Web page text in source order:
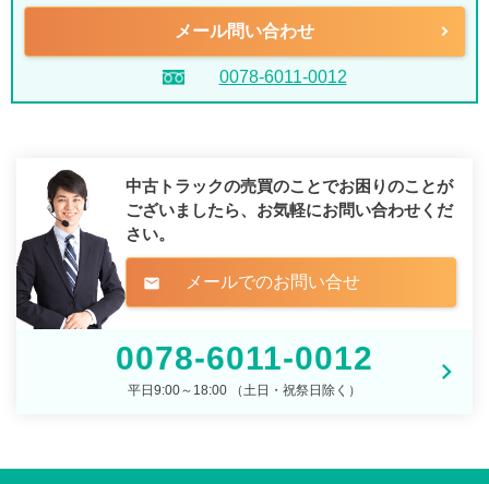
メール問い合わせ
0078-6011-0012
中古トラックの売買のことでお困りのことが
ございましたら、 お気軽にお問い合わせくだ
さい。
mail メールでのお問い合せ
0078-6011-0012
平日9:00～18:00 （土日・祝祭日除く）